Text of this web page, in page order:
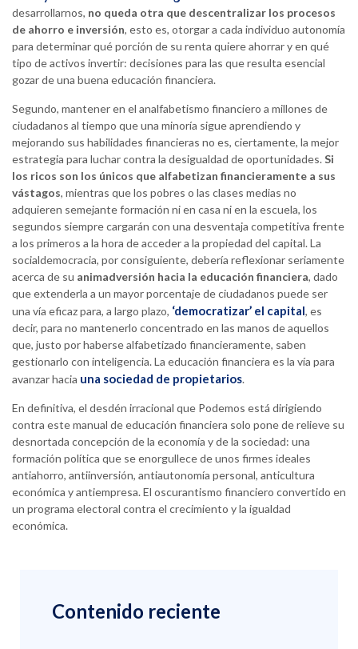
desarrollarnos, no queda otra que descentralizar los procesos
de ahorro e inversión, esto es, otorgar a cada individuo autonomía
para determinar qué porción de su renta quiere ahorrar y en qué
tipo de activos invertir: decisiones para las que resulta esencial
gozar de una buena educación financiera.
Segundo, mantener en el analfabetismo financiero a millones de
ciudadanos al tiempo que una minoría sigue aprendiendo y
mejorando sus habilidades financieras no es, ciertamente, la mejor
estrategia para luchar contra la desigualdad de oportunidades.Si
los ricos son los únicos que alfabetizan financieramente a sus
vástagos, mientras que los pobres o las clases medias no
adquieren semejante formación ni en casa ni en la escuela, los
segundos siempre cargarán con una desventaja competitiva frente
a los primeros a la hora de acceder a la propiedad del capital. La
socialdemocracia, por consiguiente, debería reflexionar seriamente
acerca de su animadversión hacia la educación financiera, dado
que extenderla a un mayor porcentaje de ciudadanos puede ser
una vía eficaz para, a largo plazo, ‘democratizar’ el capital, es
decir, para no mantenerlo concentrado en las manos de aquellos
que, justo por haberse alfabetizado financieramente, saben
gestionarlo con inteligencia. La educación financiera es la vía para
avanzar hacia una sociedad de propietarios.
En definitiva, el desdén irracional que Podemos está dirigiendo
contra este manual de educación financiera solo pone de relieve su
desnortada concepción de la economía y de la sociedad: una
formación política que se enorgullece de unos firmes ideales
antiahorro, antiinversión, antiautonomía personal, anticultura
económica y antiempresa. El oscurantismo financiero convertido en
un programa electoral contra el crecimiento y la igualdad
económica.
Contenido reciente